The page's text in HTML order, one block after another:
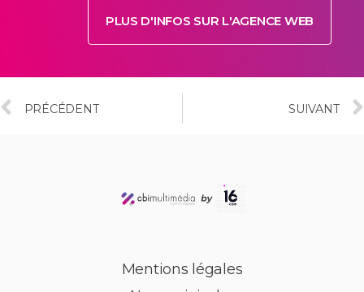
PLUS D'INFOS SUR L'AGENCE WEB
PRÉCÉDENT SUIVANT
Mentions légales